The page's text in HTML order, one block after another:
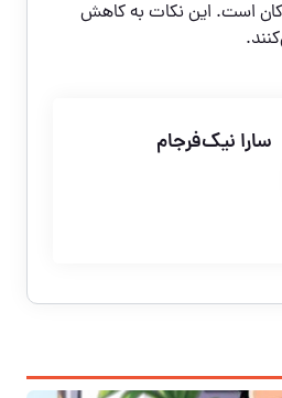
است. این نکات به کاهش
سارا نیک‌فرجام